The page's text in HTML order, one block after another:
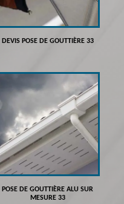
DEVIS POSE DE GOUTTIÈRE 33
POSE DE GOUTTIÈRE ALU SUR
MESURE 33